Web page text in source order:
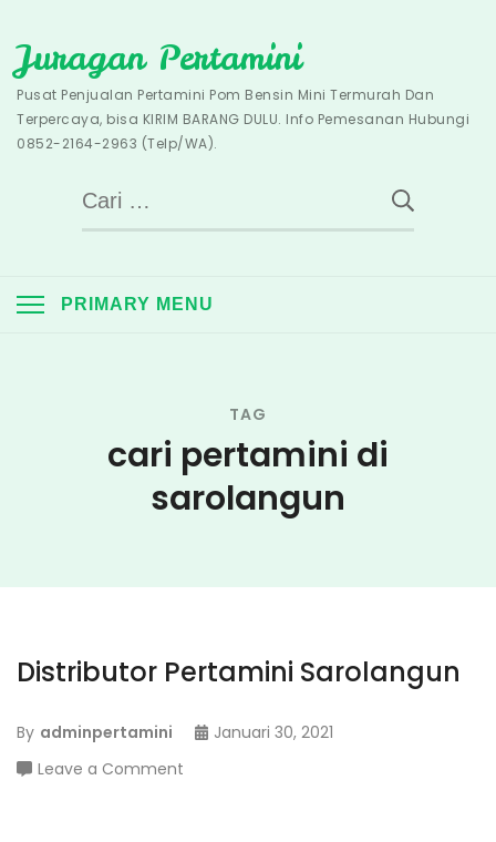
to
content
Juragan Pertamini
Pusat Penjualan Pertamini Pom Bensin Mini Termurah Dan
Terpercaya, bisa KIRIM BARANG DULU. Info Pemesanan Hubungi
0852-2164-2963 (Telp/WA).
Cari
untuk:
PRIMARY MENU
TAG
cari pertamini di
sarolangun
Distributor Pertamini Sarolangun
By adminpertamini
Januari 30, 2021
Leave a Comment